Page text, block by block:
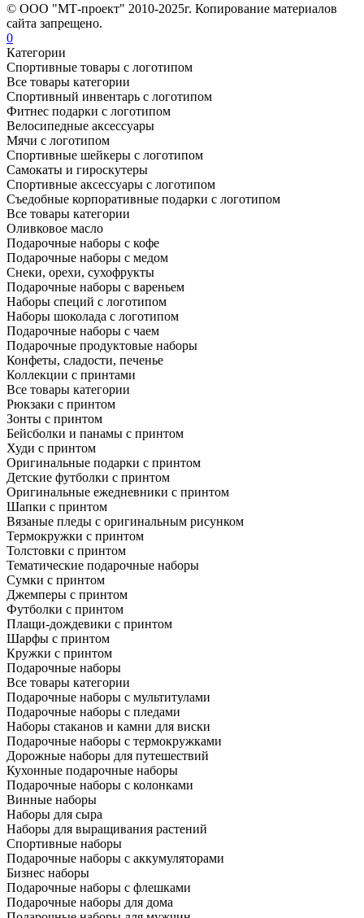
© ООО "МТ-проект" 2010-2025г. Копирование материалов
сайта запрещено.
0
Категории
Спортивные товары с логотипом
Все товары категории
Спортивный инвентарь с логотипом
Фитнес подарки с логотипом
Велосипедные аксессуары
Мячи с логотипом
Спортивные шейкеры с логотипом
Самокаты и гироскутеры
Спортивные аксессуары с логотипом
Съедобные корпоративные подарки с логотипом
Все товары категории
Оливковое масло
Подарочные наборы с кофе
Подарочные наборы с медом
Снеки, орехи, сухофрукты
Подарочные наборы с вареньем
Наборы специй с логотипом
Наборы шоколада с логотипом
Подарочные наборы с чаем
Подарочные продуктовые наборы
Конфеты, сладости, печенье
Коллекции с принтами
Все товары категории
Рюкзаки с принтом
Зонты с принтом
Бейсболки и панамы с принтом
Худи с принтом
Оригинальные подарки с принтом
Детские футболки с принтом
Оригинальные ежедневники с принтом
Шапки с принтом
Вязаные пледы с оригинальным рисунком
Термокружки с принтом
Толстовки с принтом
Тематические подарочные наборы
Сумки с принтом
Джемперы с принтом
Футболки с принтом
Плащи-дождевики с принтом
Шарфы с принтом
Кружки с принтом
Подарочные наборы
Все товары категории
Подарочные наборы с мультитулами
Подарочные наборы с пледами
Наборы стаканов и камни для виски
Подарочные наборы с термокружками
Дорожные наборы для путешествий
Кухонные подарочные наборы
Подарочные наборы с колонками
Винные наборы
Наборы для сыра
Наборы для выращивания растений
Спортивные наборы
Подарочные наборы с аккумуляторами
Бизнес наборы
Подарочные наборы с флешками
Подарочные наборы для дома